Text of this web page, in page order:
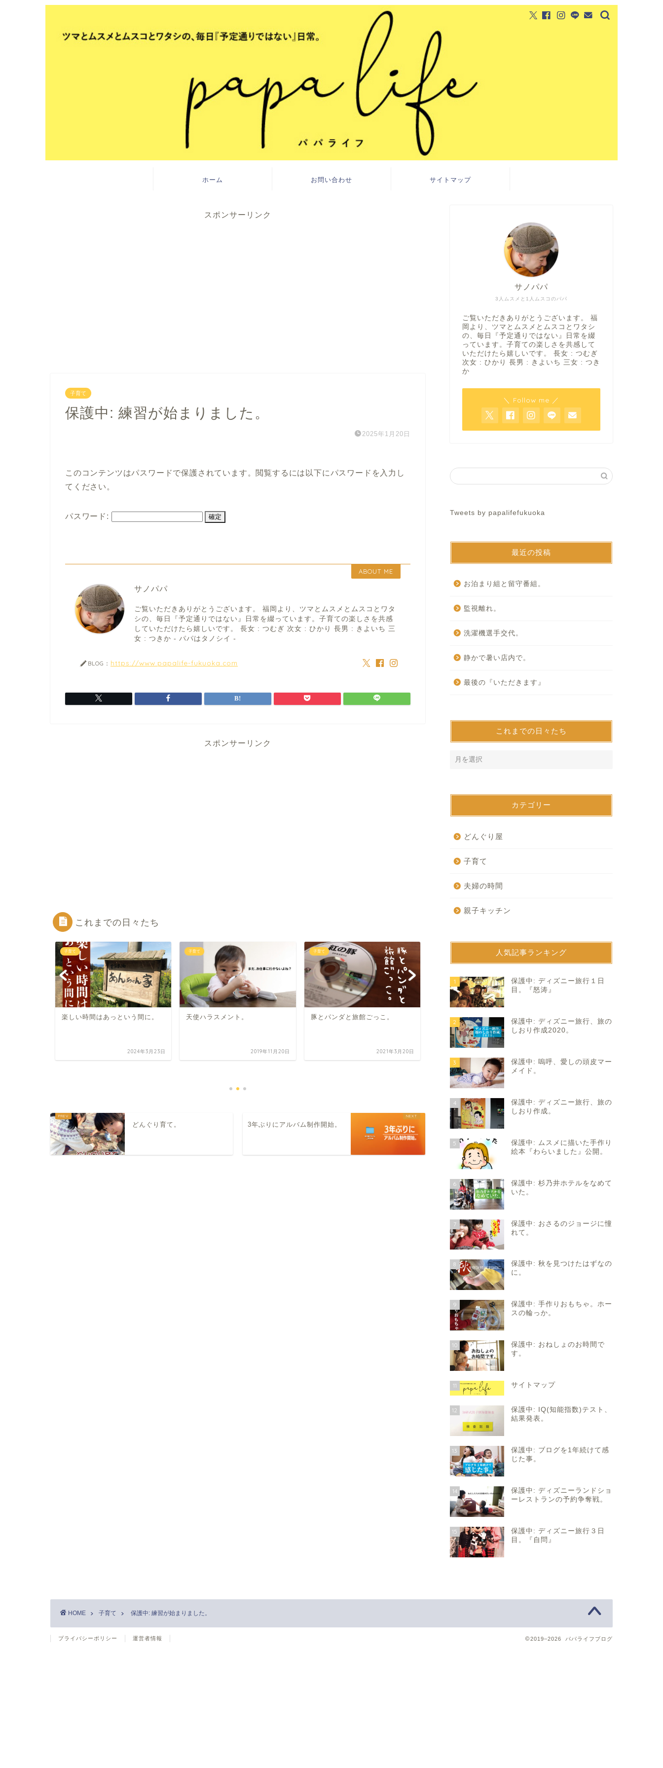
ホーム お問い合わせ サイトマップ
スポンサーリンク
子育て
保護中: 練習が始まりました。
2025年1月20日
このコンテンツはパスワードで保護されています。閲覧するには以下にパスワードを入力し
てください。
パスワード:
ABOUT ME
サノパパ
ご覧いただきありがとうございます。 福岡より、ツマとムスメとムスコとワタ
シの、毎日『予定通りではない』日常を綴っています。子育ての楽しさを共感
していただけたら嬉しいです。 長女 : つむぎ 次女 : ひかり 長男 : きよいち 三
女 : つきか - パパはタノシイ -
BLOG： https://www.papalife-fukuoka.com
スポンサーリンク
これまでの日々たち
子育て
楽しい時間はあっという間に。
2024年3月23日
子育て
天使ハラスメント。
2019年11月20日
子育て
豚とパンダと旅館ごっこ。
2021年3月20日
楽しい時間はあっという間に。
2024年3月23日
子育て
天使ハラスメント。
どんぐり育て。 3年ぶりにアルバム制作開始。
3人ムスメと1人ムスコのパパ
サノパパ
ご覧いただきありがとうございます。 福
岡より、ツマとムスメとムスコとワタシ
の、毎日『予定通りではない』日常を綴
っています。子育ての楽しさを共感して
いただけたら嬉しいです。 長女 : つむぎ
次女 : ひかり 長男 : きよいち 三女 : つき
か
＼ Follow me ／
Tweets by papalifefukuoka
最近の投稿
お泊まり組と留守番組。
監視離れ。
洗濯機選手交代。
静かで暑い店内で。
最後の『いただきます』
これまでの日々たち
カテゴリー
どんぐり屋
子育て
夫婦の時間
親子キッチン
人気記事ランキング
1
保護中: ディズニー旅行１日
目。『怒涛』
2
保護中: ディズニー旅行、旅の
しおり作成2020。
3
保護中: 嗚呼、愛しの頭皮マー
メイド。
4
保護中: ディズニー旅行、旅の
しおり作成。
5
保護中: ムスメに描いた手作り
絵本『わらいました』公開。
6
保護中: 杉乃井ホテルをなめて
いた。
7
保護中: おさるのジョージに憧
れて。
8
保護中: 秋を見つけたはずなの
に。
9
保護中: 手作りおもちゃ。ホー
スの輪っか。
10
保護中: おねしょのお時間で
す。
11 サイトマップ
12
保護中: IQ(知能指数)テスト、
結果発表。
13
保護中: ブログを1年続けて感
じた事。
14
保護中: ディズニーランドショ
ーレストランの予約争奪戦。
15
保護中: ディズニー旅行３日
目。『自問』
HOME 子育て 保護中: 練習が始まりました。
プライバシーポリシー 運営者情報 2019–2026 パパライフブログ